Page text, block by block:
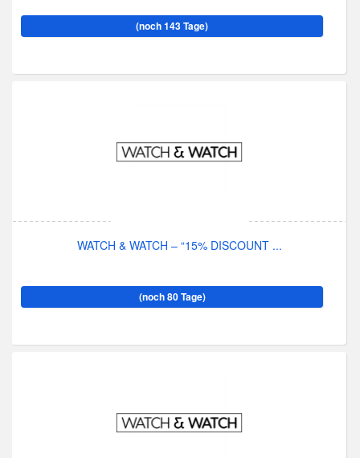
(noch 143 Tage)
WATCH & WATCH – “15% DISCOUNT ...
(noch 80 Tage)